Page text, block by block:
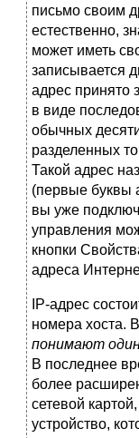
письмо своим
естественно,
может иметь
записывается
адрес принято
в виде
обычных
разделенных
Такой адрес
(первые буквы
вы уже
управления
кнопки
адреса
IP-адрес
номера хоста.
понимают
В последнее
более
сетевой
устройство,